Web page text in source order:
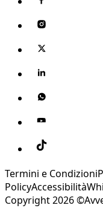
Termini e Condizioni
PolicyAccessibilità
Copyright 2026